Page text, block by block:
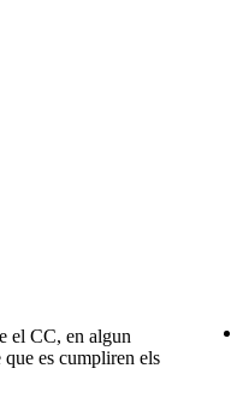
el CC, en algun
que es cumpliren els